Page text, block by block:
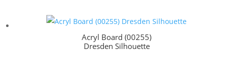
Acryl Board (00255)
Dresden Silhouette